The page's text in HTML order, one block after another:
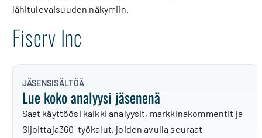
lähitulevaisuuden näkymiin.
Fiserv Inc
JÄSENSISÄLTÖÄ
Lue koko analyysi jäsenenä
Saat käyttöösi kaikki analyysit, markkinakommentit ja
Sijoittaja360-työkalut, joiden avulla seuraat